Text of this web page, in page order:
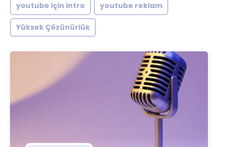
youtube için intro youtube reklam
Yüksek Çözünürlük